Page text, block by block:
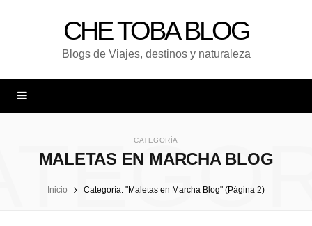
CHE TOBA BLOG
Blogs de Viajes, destinos y naturaleza
CATEGORÍA
MALETAS EN MARCHA BLOG
Inicio Categoría: "Maletas en Marcha Blog" (Página 2)